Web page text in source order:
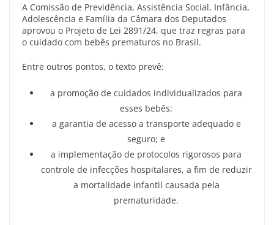
A Comissão de Previdência, Assistência Social, Infância,
Adolescência e Família da Câmara dos Deputados
aprovou o Projeto de Lei 2891/24, que traz regras para
o cuidado com bebês prematuros no Brasil.
Entre outros pontos, o texto prevê:
a promoção de cuidados individualizados para
esses bebês;
a garantia de acesso a transporte adequado e
seguro; e
a implementação de protocolos rigorosos para
controle de infecções hospitalares, a fim de reduzir
a mortalidade infantil causada pela
prematuridade.